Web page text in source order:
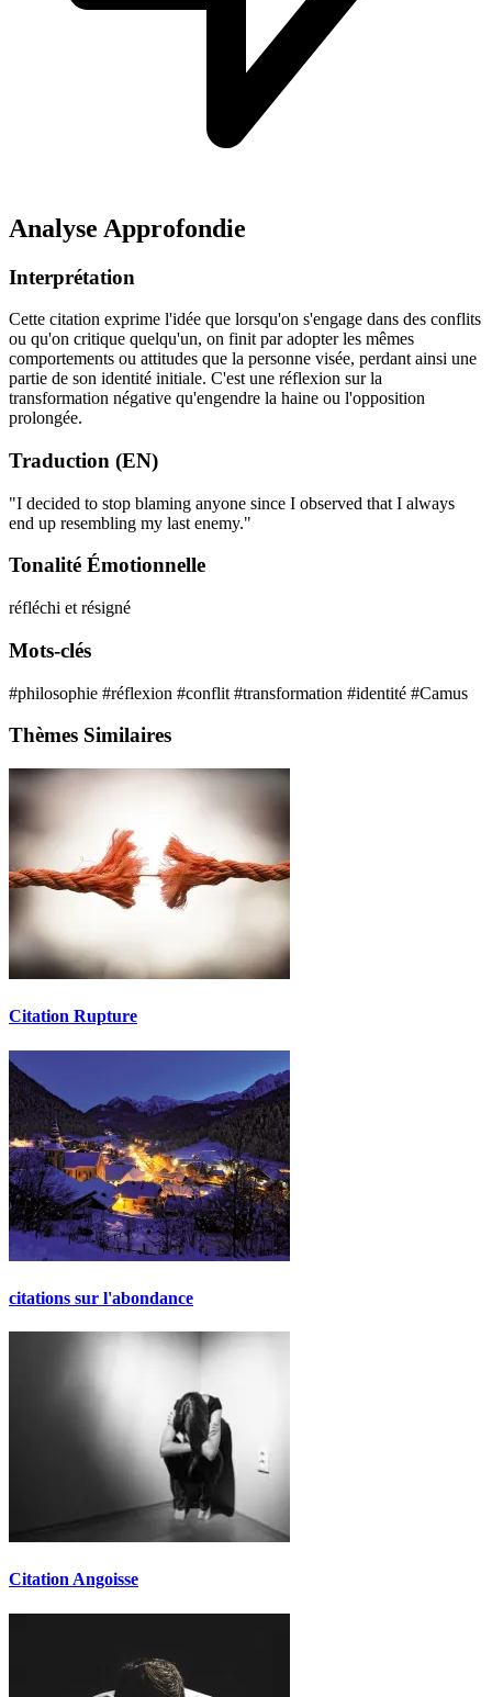
Analyse Approfondie
Interprétation
Cette citation exprime l'idée que lorsqu'on s'engage dans des conflits
ou qu'on critique quelqu'un, on finit par adopter les mêmes
comportements ou attitudes que la personne visée, perdant ainsi une
partie de son identité initiale. C'est une réflexion sur la
transformation négative qu'engendre la haine ou l'opposition
prolongée.
Traduction (EN)
"I decided to stop blaming anyone since I observed that I always
end up resembling my last enemy."
Tonalité Émotionnelle
réfléchi et résigné
Mots-clés
#philosophie #réflexion #conflit #transformation #identité #Camus
Thèmes Similaires
Citation Rupture
citations sur l'abondance
Citation Angoisse